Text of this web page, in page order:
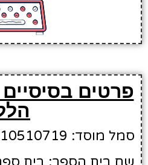
פרטים
הלל
סמל מוסד: 10510719
שם בית הספר: בית